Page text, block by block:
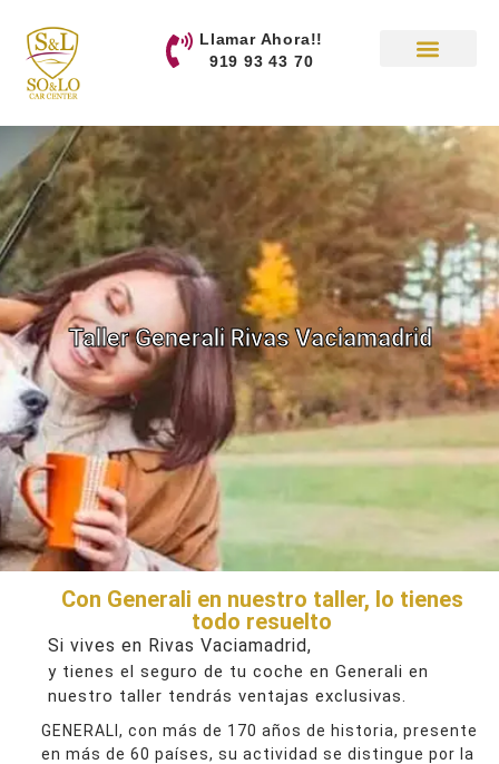
Llamar Ahora!!
919 93 43 70
Taller Generali Rivas Vaciamadrid
Con Generali en nuestro taller, lo tienes
todo resuelto
Si vives en Rivas Vaciamadrid,
y tienes el seguro de tu coche en Generali en
nuestro taller tendrás ventajas exclusivas.
GENERALI, con más de 170 años de historia, presente
en más de 60 países, su actividad se distingue por la